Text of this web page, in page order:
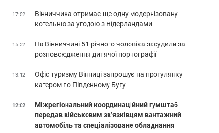
17:52
Вінниччина отримає ще одну модернізовану
котельню за угодою з Нідерландами
15:32
На Вінниччині 51-річного чоловіка засудили за
розповсюдження дитячої порнографії
13:12
Офіс туризму Вінниці запрошує на прогулянку
катером по Південному Бугу
12:02
Міжрегіональний координаційний гумштаб
передав військовим зв’язківцям вантажний
автомобіль та спеціалізоване обладнання